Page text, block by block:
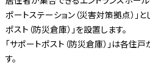
ポートステーション（災害対策拠点）」
ポスト（防災倉庫）」を設置します。
「サポートポスト（防災倉庫）」は各
す。